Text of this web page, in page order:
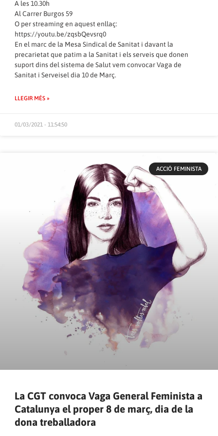
A les 10.30h
Al Carrer Burgos 59
O per streaming en aquest enllaç:
https://youtu.be/zqsbQevsrq0
En el marc de la Mesa Sindical de Sanitat i davant la
precarietat que patim a la Sanitat i els serveis que donen
suport dins del sistema de Salut vem convocar Vaga de
Sanitat i Serveisel dia 10 de Març.
LLEGIR MÉS »
01/03/2021 - 11:54:50
ACCIÓ FEMINISTA
La CGT convoca Vaga General Feminista a
Catalunya el proper 8 de març, dia de la
dona treballadora